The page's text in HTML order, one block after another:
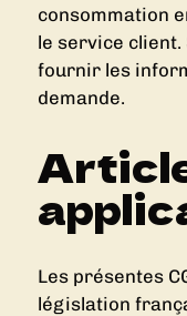
consommation
le service client.
fournir les
demande.
Les présentes
législation